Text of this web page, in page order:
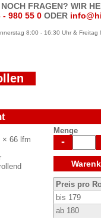
FRAGEN? WIR
- 980 55 0 ODER
8:00 - 16:30 Uhr & Freitag
× 66 lfm
Menge
-
Preis pro
bis 179
ab 180